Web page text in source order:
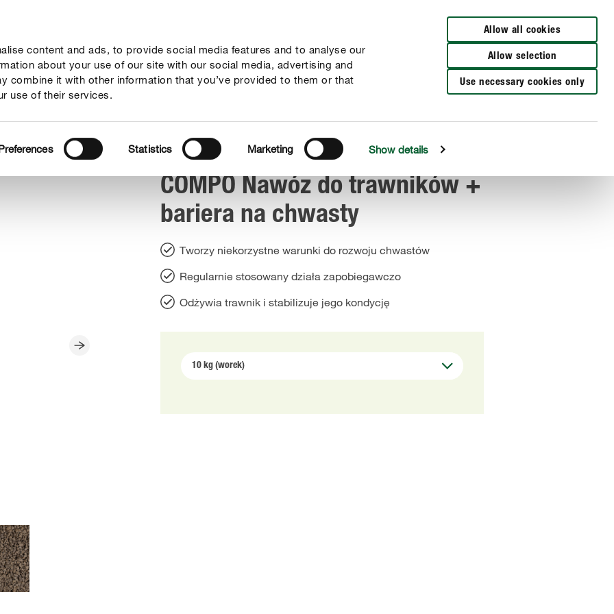
content and ads, to provide social media features and to analyse our
about your use of our site with our social media, advertising and
combine it with other information that you’ve provided to them or that
use of their services.
Statistics Marketing Show details
Allow all cookies
Allow selection
Use necessary cookies only
Aktualne tematy Kontakt O nas
Nawóz do trawników + bariera na chwasty
COMPO Nawóz do trawników +
bariera na chwasty
Tworzy niekorzystne warunki do rozwoju chwastów
Regularnie stosowany działa zapobiegawczo
Odżywia trawnik i stabilizuje jego kondycję